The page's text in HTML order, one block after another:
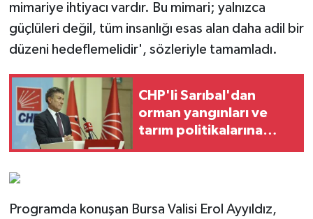
mimariye ihtiyacı vardır. Bu mimari; yalnızca
güçlüleri değil, tüm insanlığı esas alan daha adil bir
düzeni hedeflemelidir', sözleriyle tamamladı.
CHP'li Sarıbal'dan
orman yangınları ve
tarım politikalarına
Programda konuşan Bursa Valisi Erol Ayyıldız,